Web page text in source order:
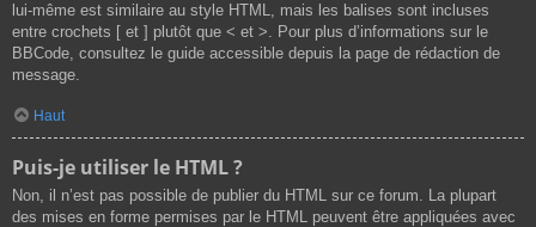
lui-même est similaire au style HTML, mais les balises sont incluses
entre crochets [ et ] plutôt que < et >. Pour plus d’informations sur le
BBCode, consultez le guide accessible depuis la page de rédaction de
message.
Haut
Puis-je utiliser le HTML ?
Non, il n’est pas possible de publier du HTML sur ce forum. La plupart
des mises en forme permises par le HTML peuvent être appliquées avec